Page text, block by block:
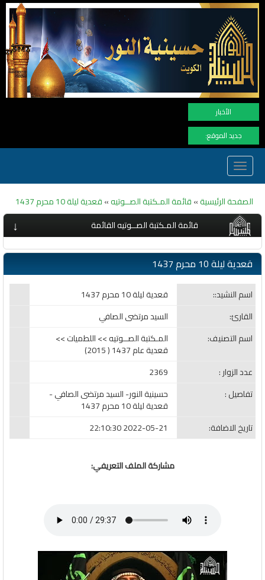
الأخبار
جديد الموقع:
Toggle
navigation
الصفحة الرئيسية»قائمة المـكتبة الصــوتيه»قعدية ليلة 10 محرم 1437
↓ قائمة المـكتبة الصــوتيه القائمة
قعدية ليلة 10 محرم 1437
اسم النشيد::
قعدية ليلة 10 محرم 1437
القارئ:
السيد مرتضى الصافي
اسم التصنيف:
المـكتبة الصــوتيه >> اللطميات >>
قعدية عام 1437 ( 2015)
عدد الزوار :
2369
تفاصيل :
حسينية النور- السيد مرتضى الصافي -
قعدية ليلة 10 محرم 1437
تاريخ الاضافة:
2022-05-21 22:10:30
مشاركة الملف التعريفي: